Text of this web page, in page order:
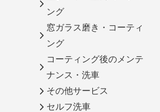
ング
窓ガラス磨き・コーティ
ング
コーティング後のメンテ
ナンス・洗車
その他サービス
セルフ洗車